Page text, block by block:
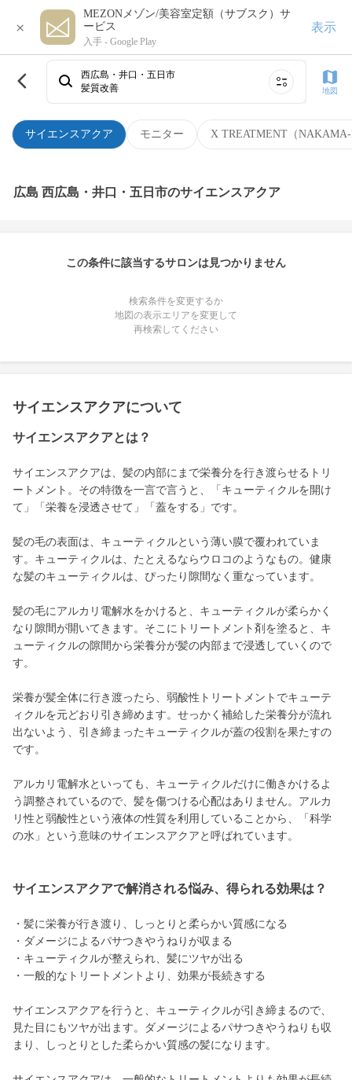
×
MEZONメゾン/美容室定額（サブスク）サ
ービス
入手 - Google Play
表示
サイエンスアクア モニター X TREATMENT（
西広島・井口・五日市
髪質改善
地図
広島 西広島・井口・五日市のサイエンスアクア
この条件に該当するサロンは見つかりません
検索条件を変更するか
地図の表示エリアを変更して
再検索してください
サイエンスアクアについて
サイエンスアクアとは？
サイエンスアクアは、髪の内部にまで栄養分を行き渡らせるトリ
ートメント。その特徴を一言で言うと、「キューティクルを開け
て」「栄養を浸透させて」「蓋をする」です。
髪の毛の表面は、キューティクルという薄い膜で覆われていま
す。キューティクルは、たとえるならウロコのようなもの。健康
な髪のキューティクルは、ぴったり隙間なく重なっています。
髪の毛にアルカリ電解水をかけると、キューティクルが柔らかく
なり隙間が開いてきます。そこにトリートメント剤を塗ると、キ
ューティクルの隙間から栄養分が髪の内部まで浸透していくので
す。
栄養が髪全体に行き渡ったら、弱酸性トリートメントでキューテ
ィクルを元どおり引き締めます。せっかく補給した栄養分が流れ
出ないよう、引き締まったキューティクルが蓋の役割を果たすの
です。
アルカリ電解水といっても、キューティクルだけに働きかけるよ
う調整されているので、髪を傷つける心配はありません。アルカ
リ性と弱酸性という液体の性質を利用していることから、「科学
の水」という意味のサイエンスアクアと呼ばれています。
サイエンスアクアで解消される悩み、得られる効果は？
・髪に栄養が行き渡り、しっとりと柔らかい質感になる
・ダメージによるパサつきやうねりが収まる
・キューティクルが整えられ、髪にツヤが出る
・一般的なトリートメントより、効果が長続きする
サイエンスアクアを行うと、キューティクルが引き締まるので、
見た目にもツヤが出ます。ダメージによるパサつきやうねりも収
まり、しっとりとした柔らかい質感の髪になります。